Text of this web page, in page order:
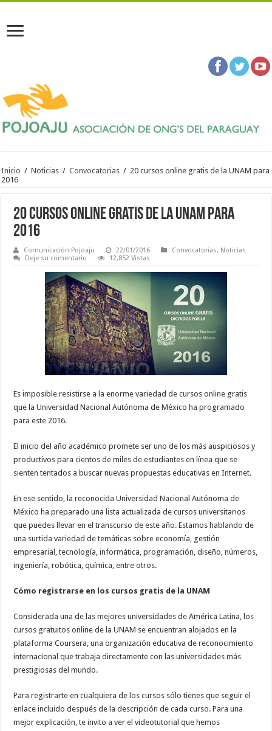
Inicio / Noticias / Convocatorias / 20 cursos online gratis de la UNAM para
2016
20 cursos online gratis de la UNAM para
2016
Comunicación Pojoaju 22/01/2016 Convocatorias, Noticias
Deje su comentario
12,852 Vistas
Es imposible resistirse a la enorme variedad de cursos online gratis
que la Universidad Nacional Autónoma de México ha programado
para este 2016.
El inicio del año académico promete ser uno de los más auspiciosos y
productivos para cientos de miles de estudiantes en línea que se
sienten tentados a buscar nuevas propuestas educativas en Internet.
En ese sentido, la reconocida Universidad Nacional Autónoma de
México ha preparado una lista actualizada de cursos universitarios
que puedes llevar en el transcurso de este año. Estamos hablando de
una surtida variedad de temáticas sobre economía, gestión
empresarial, tecnología, informática, programación, diseño, números,
ingeniería, robótica, química, entre otros.
Cómo registrarse en los cursos gratis de la UNAM
Considerada una de las mejores universidades de América Latina, los
cursos gratuitos online de la UNAM se encuentran alojados en la
plataforma Coursera, una organización educativa de reconocimiento
internacional que trabaja directamente con las universidades más
prestigiosas del mundo.
Para registrarte en cualquiera de los cursos sólo tienes que seguir el
enlace incluido después de la descripción de cada curso. Para una
mejor explicación, te invito a ver el videotutorial que hemos